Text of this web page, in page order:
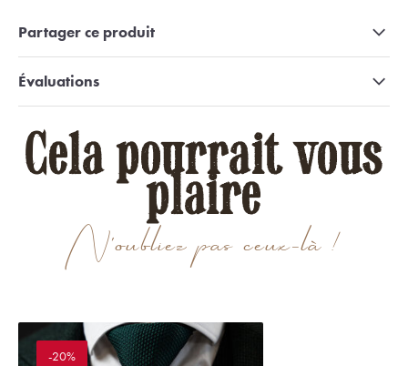
Partager ce produit
Évaluations
N'oubliez pas ceux-là !
Cela pourrait vous
plaire
-20%